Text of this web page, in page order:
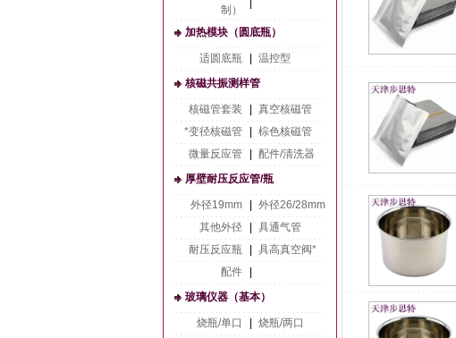
制）
加热模块（圆底瓶）
适圆底瓶
温控型
核磁共振测样管
核磁管套装
真空核磁管
*变径核磁管
棕色核磁管
微量反应管
配件/清洗器
厚壁耐压反应管/瓶
外径19mm
外径26/28mm
其他外径
具通气管
耐压反应瓶
具高真空阀*
配件
玻璃仪器（基本）
烧瓶/单口
烧瓶/两口